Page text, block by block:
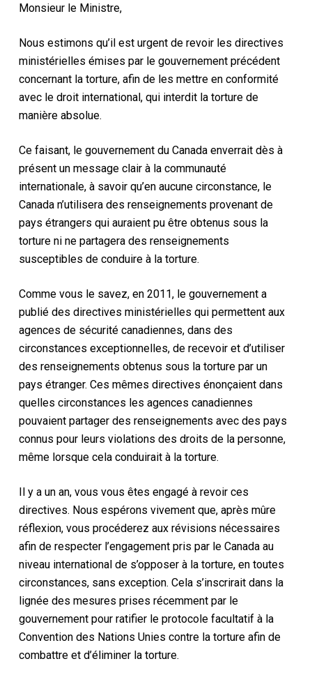
Monsieur le Ministre,
Nous estimons qu’il est urgent de revoir les directives
ministérielles émises par le gouvernement précédent
concernant la torture, afin de les mettre en conformité
avec le droit international, qui interdit la torture de
manière absolue.
Ce faisant, le gouvernement du Canada enverrait dès à
présent un message clair à la communauté
internationale, à savoir qu’en aucune circonstance, le
Canada n’utilisera des renseignements provenant de
pays étrangers qui auraient pu être obtenus sous la
torture ni ne partagera des renseignements
susceptibles de conduire à la torture.
Comme vous le savez, en 2011, le gouvernement a
publié des directives ministérielles qui permettent aux
agences de sécurité canadiennes, dans des
circonstances exceptionnelles, de recevoir et d’utiliser
des renseignements obtenus sous la torture par un
pays étranger. Ces mêmes directives énonçaient dans
quelles circonstances les agences canadiennes
pouvaient partager des renseignements avec des pays
connus pour leurs violations des droits de la personne,
même lorsque cela conduirait à la torture.
Il y a un an, vous vous êtes engagé à revoir ces
directives. Nous espérons vivement que, après mûre
réflexion, vous procéderez aux révisions nécessaires
afin de respecter l’engagement pris par le Canada au
niveau international de s’opposer à la torture, en toutes
circonstances, sans exception. Cela s’inscrirait dans la
lignée des mesures prises récemment par le
gouvernement pour ratifier le protocole facultatif à la
Convention des Nations Unies contre la torture afin de
combattre et d’éliminer la torture.